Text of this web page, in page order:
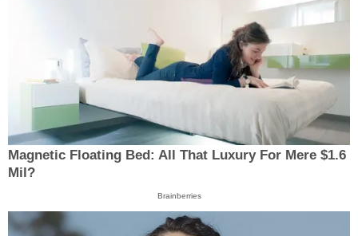
Magnetic Floating Bed: All That Luxury For Mere $1.6
Mil?
Brainberries